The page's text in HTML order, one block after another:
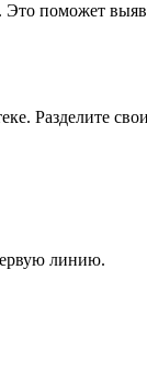
поможет
Разделите
линию.